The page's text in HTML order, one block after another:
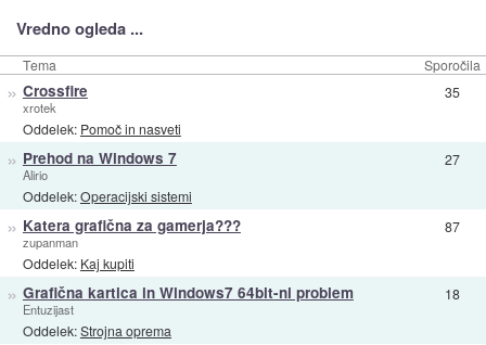
Vredno ogleda ...
Tema Sporočila
» Crossfire
xrotek
Oddelek: Pomoč in nasveti
35
» Prehod na Windows 7
Alirio
Oddelek:Operacijski sistemi
27
» Katera grafična za gamerja???
zupanman
Oddelek: Kaj kupiti
87
» Grafična kartica in Windows7 64bit-ni problem
Entuzijast
Oddelek:Strojna oprema
18